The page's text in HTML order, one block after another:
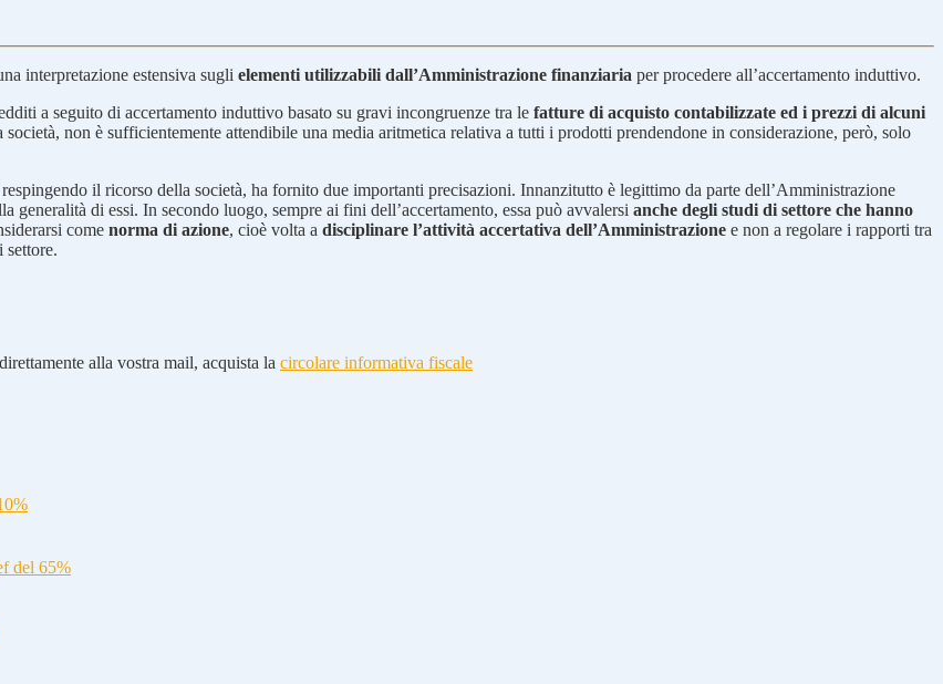
interpretazione estensiva sugli elementi utilizzabili dall’Amministrazione finanziaria per procedere all’accertamento induttivo.
a seguito di accertamento induttivo basato su gravi incongruenze tra le fatture di acquisto contabilizzate ed i prezzi di alcuni
società, non è sufficientemente attendibile una media aritmetica relativa a tutti i prodotti prendendone in considerazione, però, solo
il ricorso della società, ha fornito due importanti precisazioni. Innanzitutto è legittimo da parte dell’Amministrazione
generalità di essi. In secondo luogo, sempre ai fini dell’accertamento, essa può avvalersi anche degli studi di settore che hanno
come norma di azione, cioè volta a disciplinare l’attività accertativa dell’Amministrazione e non a regolare i rapporti tra
settore.
alla vostra mail, acquista la circolare informativa fiscale
del 65%